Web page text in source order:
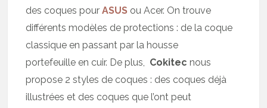
des coques pourASUS ou Acer. On trouve
différents modèles de protections : de la coque
classique en passant par la housse
portefeuille en cuir. De plus, Cokitec nous
propose 2 styles de coques : des coques déjà
illustrées et des coques que l’ont peut